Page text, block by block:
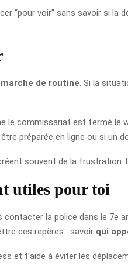
“pour voir” sans savoir si
de routine . Si la
le commissariat est fermé
préparée en ligne ou si un
souvent de la
utiles pour toi
la police dans le 7e
ces repères : savoir qui
et t’aide à éviter les